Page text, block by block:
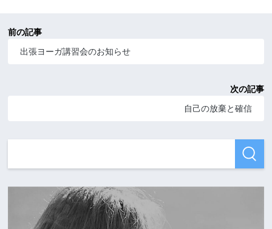
前の記事
出張ヨーガ講習会のお知らせ
次の記事
自己の放棄と確信